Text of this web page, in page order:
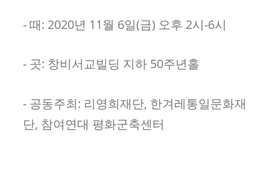
- 때: 2020년 11월 6일(금) 오후 2시-6시
- 곳: 창비서교빌딩 지하 50주년홀
- 공동주최: 리영희재단, 한겨레통일문화재
단, 참여연대 평화군축센터